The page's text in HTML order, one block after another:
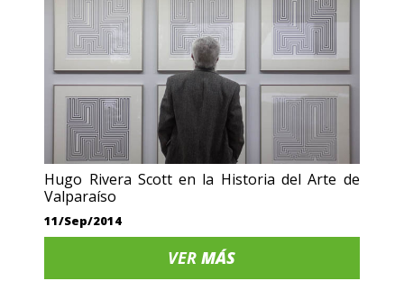
Hugo Rivera Scott en la Historia del Arte de
Valparaíso
11/Sep/2014
VERMÁS